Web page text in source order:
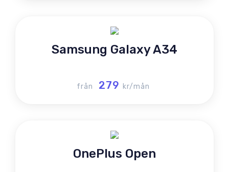
Samsung Galaxy A34
från 279 kr/mån
OnePlus Open